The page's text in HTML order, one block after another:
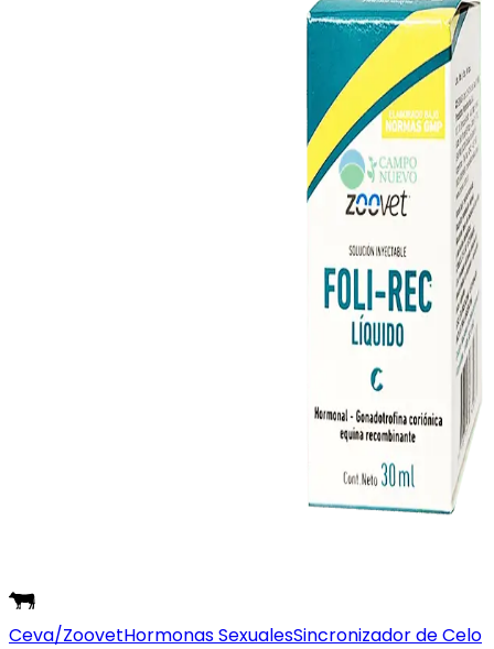
Ceva/ZoovetHormonas SexualesSincronizador de Celo